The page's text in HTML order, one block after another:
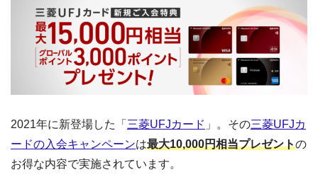
2021年に新登場した「 三菱UFJカード 」。その三菱UFJカ
ードの入会キャンペーンは最大10,000円相当プレゼントの
お得な内容で実施されています。